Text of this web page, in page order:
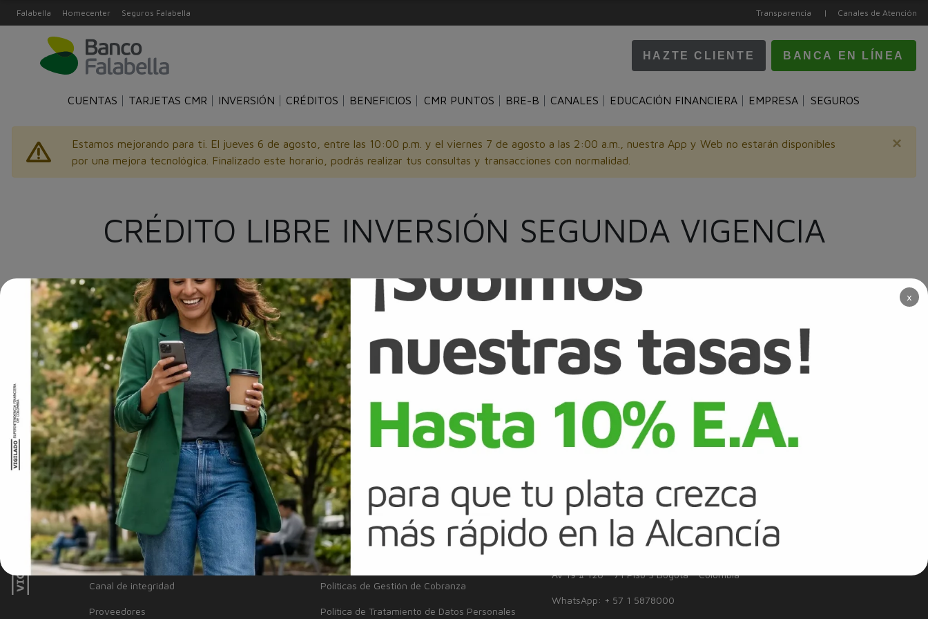
Falabella Homecenter Seguros Falabella Transparencia | Canales de Atención
HAZTE CLIENTE BANCA EN LÍNEA
CUENTAS TARJETAS CMR INVERSIÓN CRÉDITOS BENEFICIOS CMR PUNTOS BRE-B CANALES EDUCACIÓN FINANCIERA EMPRESA SEGUROS
Estamos mejorando para ti. El jueves 6 de agosto, entre las 10:00 p.m. y el viernes 7 de agosto a las 2:00 a.m., nuestra App y Web no estarán disponibles
por una mejora tecnológica. Finalizado este horario, podrás realizar tus consultas y transacciones con normalidad.
×
CRÉDITO LIBRE INVERSIÓN SEGUNDA VIGENCIA​
La línea de Crédito Libre Inversión - Bajo Monto está sujeta a políticas de crédito de Banco Falabella S.A., de acuerdo con la información suministrada por el cliente. La tasa de interés será la vigente en el
momento del desembolso. El desembolso se podrá realizar por la App Banco Falabella S.A. por transferencia electrónica a Cuentas de Ahorro o Corriente de Banco Falabella y/o de otros bancos, siempre y
cuando la cuenta destino esté a nombre del titular de la línea de crédito. Consulta tasas de interés y tarifas vigentes en www.bancofalabella.com.co/tasas-tarifas. Oferta válida hasta el 31/12/2025
×
NUESTRO BANCO
Información Corporativa
Información a clientes
Tasas y Tarifas
Reportes de sostenibilidad
Trabaja con Nosotros
Canal de integridad
Proveedores
SERVICIO AL CLIENTE
Inclusión
Solicitudes y Reclamos
Noticias
Disponibilidad de servicios
Información de productos
Políticas de Gestión de Cobranza
Política de Tratamiento de Datos Personales
LINKS DE INTERES
Defensor del Consumidor Financiero
Certificaciones tributarias para comercios
aliados y proveedores
Superintendencia Financiera de Colombia
Av 19 # 120 - 71 Piso 3 Bogotá - Colombia
WhatsApp: + 57 1 5878000